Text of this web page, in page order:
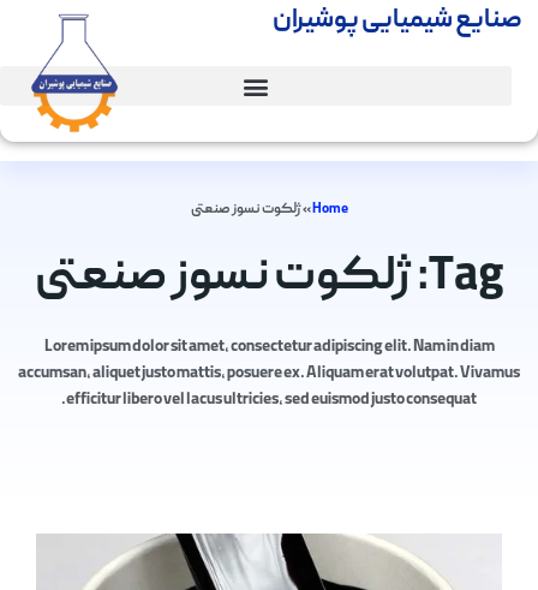
صنایع شیمیایی پوشیران
Home
»ژلکوت نسوز صنعتی
Tag: ژلکوت نسوز صنعتی
Lorem ipsum dolor sit amet, consectetur adipiscing elit. Nam in diam
accumsan, aliquet justo mattis, posuere ex. Aliquam erat volutpat. Vivamus
efficitur libero vel lacus ultricies, sed euismod justo consequat.